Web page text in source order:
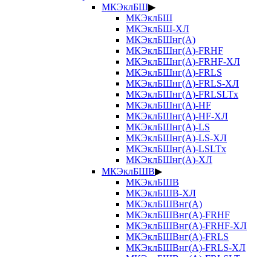
МКЭклБШ▶
МКЭклБШ
МКЭклБШ-ХЛ
МКЭклБШнг(А)
МКЭклБШнг(А)-FRHF
МКЭклБШнг(А)-FRHF-ХЛ
МКЭклБШнг(А)-FRLS
МКЭклБШнг(А)-FRLS-ХЛ
МКЭклБШнг(А)-FRLSLTx
МКЭклБШнг(А)-HF
МКЭклБШнг(А)-HF-ХЛ
МКЭклБШнг(А)-LS
МКЭклБШнг(А)-LS-ХЛ
МКЭклБШнг(А)-LSLTx
МКЭклБШнг(А)-ХЛ
МКЭклБШВ▶
МКЭклБШВ
МКЭклБШВ-ХЛ
МКЭклБШВнг(А)
МКЭклБШВнг(А)-FRHF
МКЭклБШВнг(А)-FRHF-ХЛ
МКЭклБШВнг(А)-FRLS
МКЭклБШВнг(А)-FRLS-ХЛ